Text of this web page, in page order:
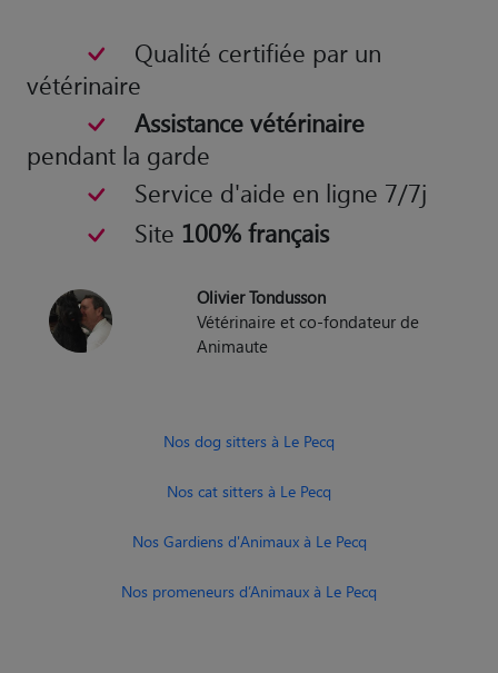
Qualité certifiée par un
vétérinaire
Assistance vétérinaire
pendant la garde
Service d'aide en ligne 7/7j
Site 100% français
Olivier Tondusson
Vétérinaire et co-fondateur de
Animaute
Nos dog sitters à Le Pecq
Nos cat sitters à Le Pecq
Nos Gardiens d'Animaux à Le Pecq
Nos promeneurs d’Animaux à Le Pecq